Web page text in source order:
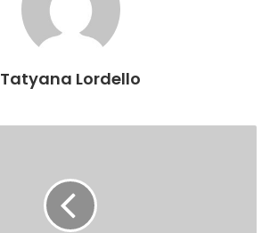
Tatyana Lordello